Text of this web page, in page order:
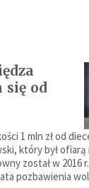
się od
1 mln zł od
który był
został w 2016
pozbawienia